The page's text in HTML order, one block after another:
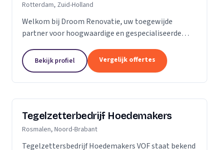
Rotterdam, Zuid-Holland
Welkom bij Droom Renovatie, uw toegewijde
partner voor hoogwaardige en gespecialiseerde
is dan slechts een plek; het is een weerspiegeling
van uw...
Bekijk profiel Vergelijk offertes
Tegelzetterbedrijf Hoedemakers
Rosmalen, Noord-Brabant
Tegelzettersbedrijf Hoedemakers VOF staat bekend